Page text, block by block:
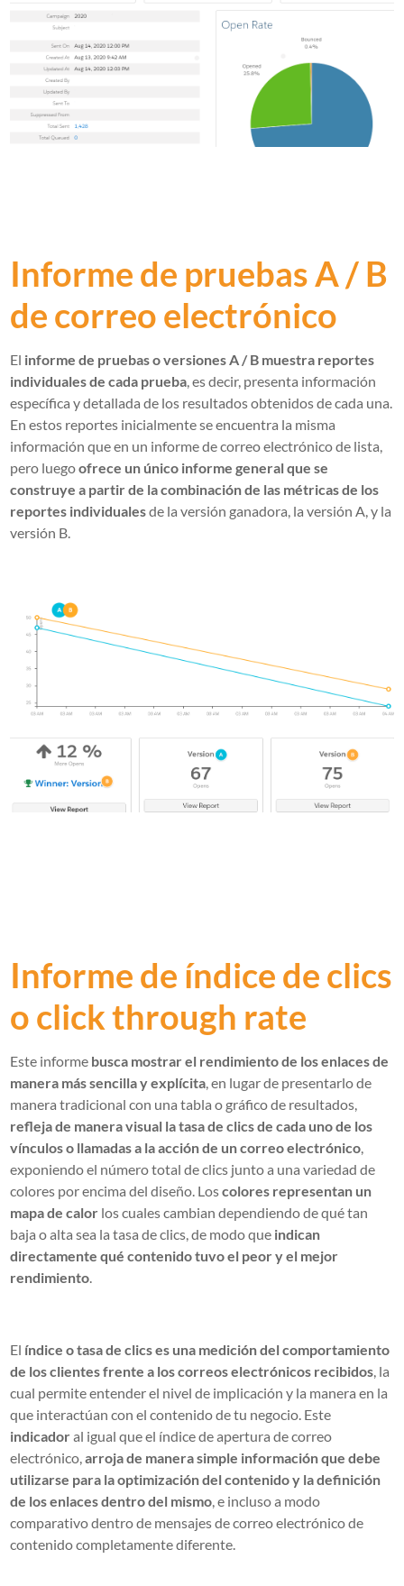
Informe de pruebas A / B
de correo electrónico
El informe de pruebas o versiones A / B muestra reportes
individuales de cada prueba, es decir, presenta información
específica y detallada de los resultados obtenidos de cada una.
En estos reportes inicialmente se encuentra la misma
información que en un informe de correo electrónico de lista,
pero luegoofrece un único informe general que se
construye a partir de la combinación de las métricas de los
reportes individualesde la versión ganadora, la versión A, y la
versión B.
Informe de índice de clics
o click through rate
Este informe busca mostrar el rendimiento de los enlaces de
manera más sencilla y explícita, en lugar de presentarlo de
manera tradicional con una tabla o gráfico de resultados,
refleja de manera visual la tasa de clics de cada uno de los
vínculos o llamadas a la acción de un correo electrónico,
exponiendo el número total de clics junto a una variedad de
colores por encima del diseño. Loscolores representan un
mapa de calor los cuales cambian dependiendo de qué tan
baja o alta sea la tasa de clics, de modo que indican
directamente qué contenido tuvo el peor y el mejor
rendimiento.
El índice o tasa de clics es una medición del comportamiento
de los clientes frente a los correos electrónicos recibidos, la
cual permite entender el nivel de implicación y la manera en la
que interactúan con el contenido de tu negocio. Este
indicadoral igual que el índice de apertura de correo
electrónico,arroja de manera simple información que debe
utilizarse para la optimización del contenido y la definición
de los enlaces dentro del mismo, e incluso a modo
comparativo dentro de mensajes de correo electrónico de
contenido completamente diferente.